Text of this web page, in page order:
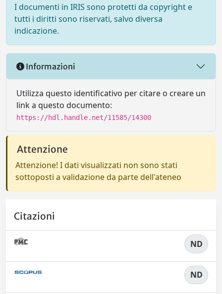
I documenti in IRIS sono protetti da copyright e
tutti i diritti sono riservati, salvo diversa
indicazione.
Informazioni
Utilizza questo identificativo per citare o creare un
link a questo documento:
https://hdl.handle.net/11585/14300
Attenzione
Attenzione! I dati visualizzati non sono stati
sottoposti a validazione da parte dell'ateneo
Citazioni
ND
ND